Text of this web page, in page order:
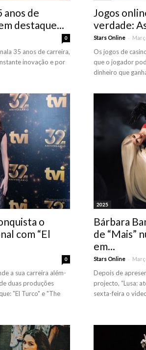
anos de
destaque...
0
35 anos de carreira,
inovação e por
Jogos
verdade:
Stars Online -
Os jogos de
que o jogador
dinheiro que
o
com “El
0
a sua carreira além-
duas produções
"El Turco" e "The
2025
Bárbara
de “Mais”
em...
Stars Online -
Depois de
projecto, “Lusa:
sexta-feira o